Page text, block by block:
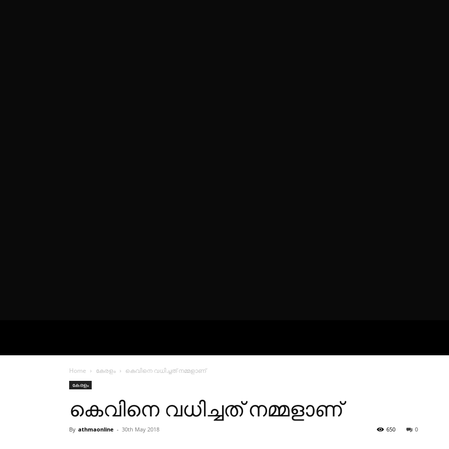
Home കേരളം കെവിനെ വധിച്ചത് നമ്മളാണ്
കേരളം
കെവിനെ വധിച്ചത് നമ്മളാണ്
By athmaonline - 30th May 2018 0
650